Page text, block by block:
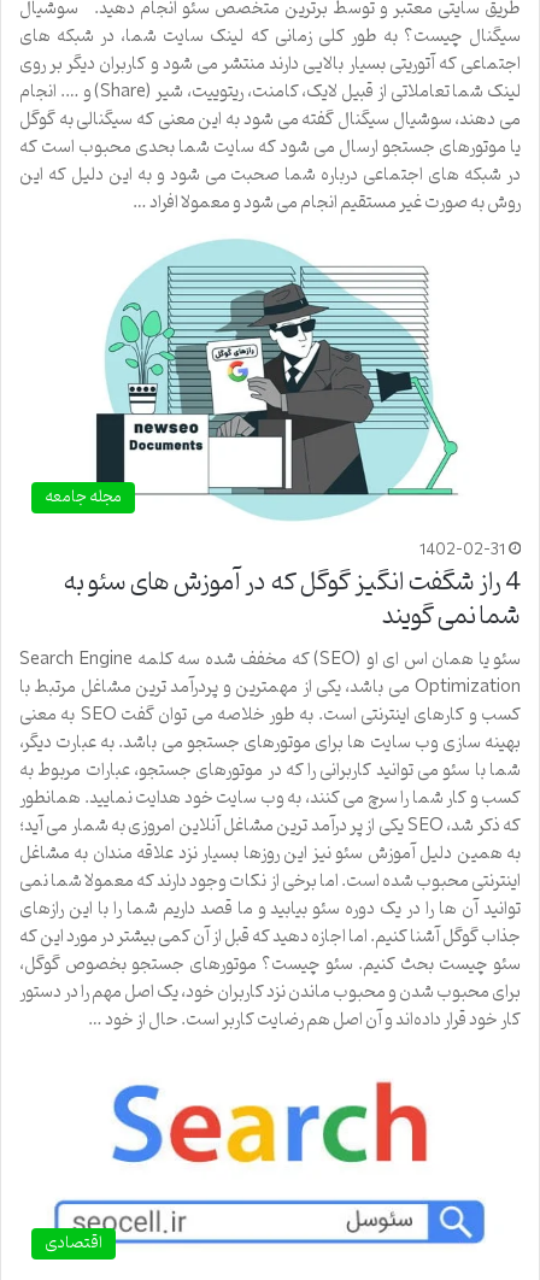
طریق سایتی معتبر و توسط برترین متخصص سئو انجام دهید. سوشیال
سیگنال چیست؟ به طور کلی زمانی که لینک سایت شما، در شبکه های
اجتماعی که آتوریتی بسیار بالایی دارند منتشر می شود و کاربران دیگر بر روی
لینک شما تعاملاتی از قبیل لایک، کامنت، ریتوییت، شیر (Share) و …. انجام
می دهند، سوشیال سیگنال گفته می شود به این معنی که سیگنالی به گوگل
یا موتورهای جستجو ارسال می شود که سایت شما بحدی محبوب است که
در شبکه های اجتماعی درباره شما صحبت می شود و به این دلیل که این
روش به صورت غیر مستقیم انجام می شود و معمولا افراد …
مجله جامعه
1402-02-31
4 راز شگفت انگیز گوگل که در آموزش های سئو به
شما نمی گویند
سئو یا همان اس ای او (SEO) که مخفف شده سه کلمه Search Engine
Optimization می باشد، یکی از مهمترین و پردرآمد ترین مشاغل مرتبط با
کسب و کارهای اینترنتی است. به طور خلاصه می توان گفت SEO به معنی
بهینه سازی وب سایت ها برای موتورهای جستجو می باشد. به عبارت دیگر،
شما با سئو می توانید کاربرانی را که در موتورهای جستجو، عبارات مربوط به
کسب و کار شما را سرچ می کنند، به وب سایت خود هدایت نمایید. همانطور
که ذکر شد، SEO یکی از پر درآمد ترین مشاغل آنلاین امروزی به شمار می آید؛
به همین دلیل آموزش سئو نیز این روزها بسیار نزد علاقه مندان به مشاغل
اینترنتی محبوب شده است. اما برخی از نکات وجود دارند که معمولا شما نمی
توانید آن ها را در یک دوره سئو بیابید و ما قصد داریم شما را با این رازهای
جذاب گوگل آشنا کنیم. اما اجازه دهید که قبل از آن کمی بیشتر در مورد این که
سئو چیست بحث کنیم. سئو چیست؟ موتورهای جستجو بخصوص گوگل،
برای محبوب شدن و محبوب ماندن نزد کاربران خود، یک اصل مهم را در دستور
کار خود قرار داده‌اند و آن اصل هم رضایت کاربر است. حال از خود …
اقتصادی